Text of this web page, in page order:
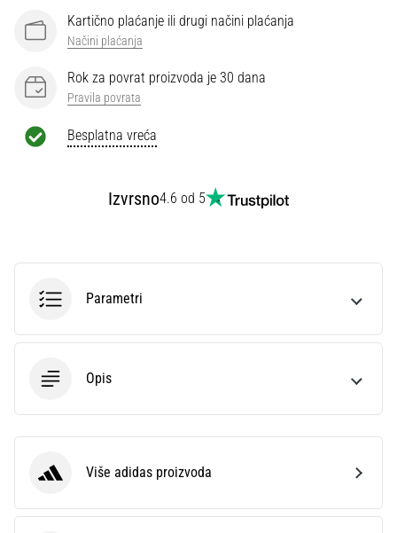
gola…
Prikaži
članke
Kartično plaćanje ili drugi načini plaćanja
Načini plaćanja
Rok za povrat proizvoda je 30 dana
Pravila povrata
Besplatna vreća
Izvrsno4.6 od 5
Parametri
Opis
adidas Više adidas proizvoda